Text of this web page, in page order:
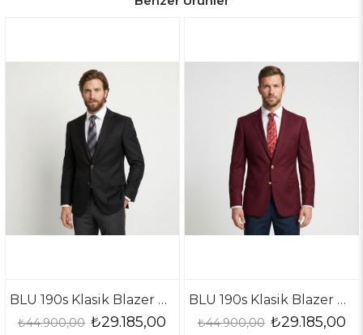
BLU 190s Klasik Blazer Ceket
₺29.185,00
₺44.900,00
BLU 190s Klasik Blazer Ceket
₺29.185,00
₺44.900,00